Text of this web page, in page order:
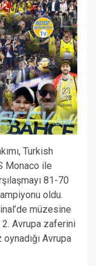
Turkish
Monaco ile
81-70
oldu.
müzesine
2. Avrupa zaferini
Avrupa